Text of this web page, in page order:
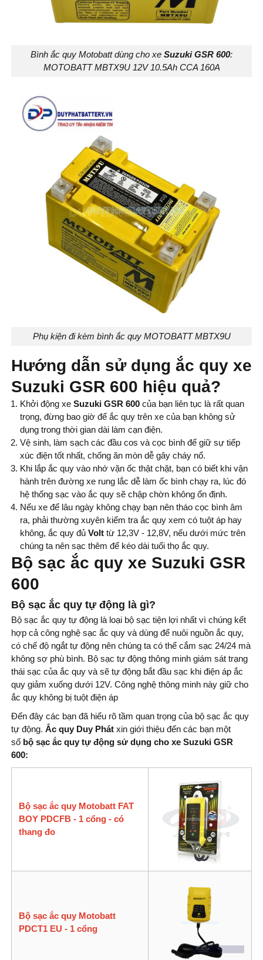
Bình ắc quy Motobatt dùng cho xe Suzuki GSR 600:
MOTOBATT MBTX9U 12V 10.5Ah CCA 160A
Phụ kiện đi kèm bình ắc quy MOTOBATT MBTX9U
Hướng dẫn sử dụng ắc quy xe
Suzuki GSR 600 hiệu quả?
Khởi động xe Suzuki GSR 600 của bạn liên tục là rất quan
trọng, đừng bao giờ để ắc quy trên xe của bạn không sử
dụng trong thời gian dài làm cạn điện.
Vệ sinh, làm sạch các đầu cos và cọc bình để giữ sự tiếp
xúc điện tốt nhất, chống ăn mòn dễ gây cháy nổ.
Khi lắp ắc quy vào nhớ vặn ốc thật chặt, bạn có biết khi vận
hành trên đường xe rung lắc dễ làm ốc bình chạy ra, lúc đó
hệ thống sạc vào ắc quy sẽ chập chờn không ổn định.
Nếu xe để lâu ngày không chạy bạn nên tháo cọc bình âm
ra, phải thường xuyên kiểm tra ắc quy xem có tuột áp hay
không, ắc quy đủ Volt từ 12,3V - 12,8V, nếu dưới mức trên
chúng ta nên sạc thêm để kéo dài tuổi thọ ắc quy.
Bộ sạc ắc quy xe Suzuki GSR
600
Bộ sạc ắc quy tự động là gì?
Bộ sạc ắc quy tự động là loại bộ sạc tiện lợi nhất vì chúng kết
hợp cả công nghệ sạc ắc quy và dùng để nuôi nguồn ắc quy,
có chế độ ngắt tự động nên chúng ta có thể cắm sạc 24/24 mà
không sợ phù bình. Bộ sạc tự động thông minh giám sát trạng
thái sạc của ắc quy và sẽ tự động bắt đầu sạc khi điện áp ắc
quy giảm xuống dưới 12V. Công nghệ thông minh này giữ cho
ắc quy không bị tuột điện áp
Đến đây các bạn đã hiểu rõ tầm quan trọng của bộ sạc ắc quy
tự động. Ắc quy Duy Phát xin giới thiệu đến các bạn một
số bộ sạc ắc quy tự động sử dụng cho xe Suzuki GSR
600:
Bộ sạc ắc quy Motobatt FAT
BOY PDCFB - 1 cổng - có
thang đo
Bộ sạc ắc quy Motobatt
PDCT1 EU - 1 cổng